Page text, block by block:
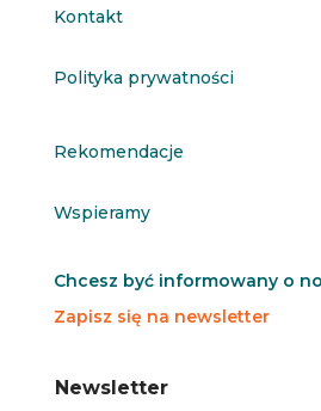
Kontakt
Polityka prywatności
Rekomendacje
Wspieramy
Chcesz być informowany o
Zapisz się na newsletter
e
e
Newsletter